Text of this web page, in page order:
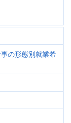
の形態別就業希